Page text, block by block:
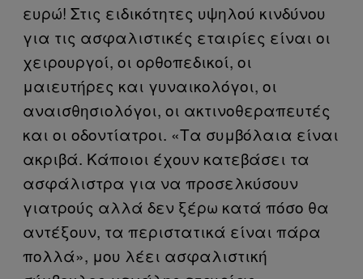
ευρώ! Στις ειδικότητες υψηλού κινδύνου
για τις ασφαλιστικές εταιρίες είναι οι
χειρουργοί, οι ορθοπεδικοί, οι
μαιευτήρες και γυναικολόγοι, οι
αναισθησιολόγοι, οι ακτινοθεραπευτές
και οι οδοντίατροι. «Τα συμβόλαια είναι
ακριβά. Κάποιοι έχουν κατεβάσει τα
ασφάλιστρα για να προσελκύσουν
γιατρούς αλλά δεν ξέρω κατά πόσο θα
αντέξουν, τα περιστατικά είναι πάρα
πολλά», μου λέει ασφαλιστική